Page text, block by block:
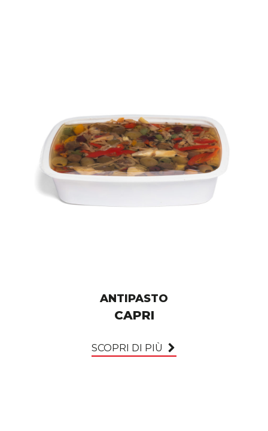
ANTIPASTO
CAPRI
SCOPRI DI PIÙ